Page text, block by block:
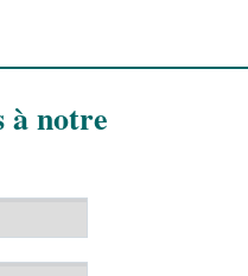
à notre